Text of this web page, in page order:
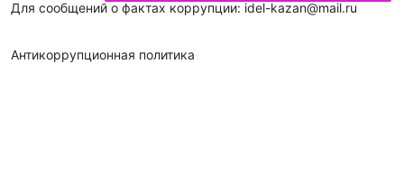
Для сообщений о фактах коррупции: idel-kazan@mail.ru
Антикоррупционная политика